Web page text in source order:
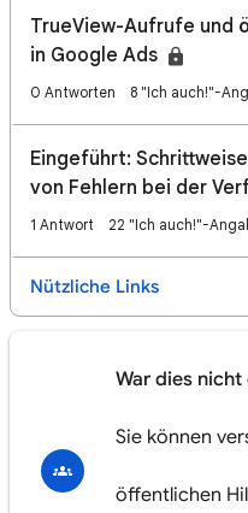
TrueView-Aufrufe und
in Google Ads
0 Antworten 8 "Ich auch!"-
Eingeführt:
von Fehlern bei der
1 Antwort 22 "Ich auch!"-
Nützliche Links
War dies
Sie können
öffentlichen